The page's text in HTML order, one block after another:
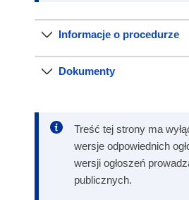
Informacje o procedurze
Dokumenty
Treść tej strony ma
wersje odpowiednich
wersji ogłoszeń
publicznych.